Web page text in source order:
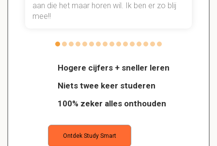
Hogere cijfers + sneller leren
Niets twee keer studeren
100% zeker alles onthouden
Ontdek Study Smart
aan die het maar horen wil. Ik ben er zo blij
mee!!